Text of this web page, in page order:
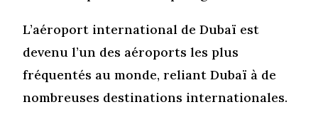
L’aéroport international de Dubaï est
devenu l’un des aéroports les plus
fréquentés au monde, reliant Dubaï à de
nombreuses destinations internationales.